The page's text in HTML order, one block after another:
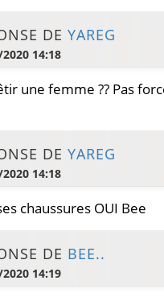
DE YAREG
14:18
une femme ?? Pas
DE YAREG
14:18
chaussures OUI Bee
DE BEE..
14:19